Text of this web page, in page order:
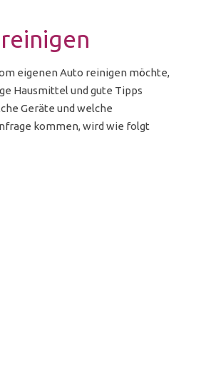
eigenen Auto reinigen möchte,
Hausmittel und gute Tipps
Geräte und welche
kommen, wird wie folgt